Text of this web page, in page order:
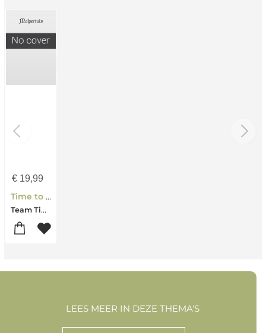
€19,99
Time to Momo Parijs
Team Time to Momo-Gaby Dingena
LEES MEER IN DEZE THEMA'S